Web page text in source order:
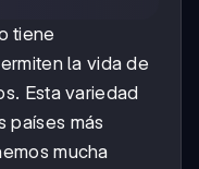
tiene
la vida de
Esta variedad
países más
mucha